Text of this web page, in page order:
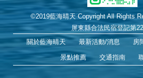
©2019藍海晴天 Copyright All Rights
屏東縣合法民宿登記第
關於藍海晴天
最新活動/消息 房
景點推薦 交通指南